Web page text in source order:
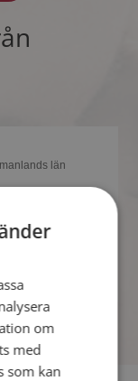
län
nu för att ta reda
andra
om
med
som kan